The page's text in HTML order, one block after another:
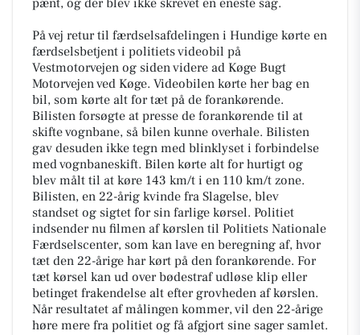
På vej retur til færdselsafdelingen i Hundige kørte en
færdselsbetjent i politiets videobil på
Vestmotorvejen og siden videre ad Køge Bugt
Motorvejen ved Køge. Videobilen kørte her bag en
bil, som kørte alt for tæt på de forankørende.
Bilisten forsøgte at presse de forankørende til at
skifte vognbane, så bilen kunne overhale. Bilisten
gav desuden ikke tegn med blinklyset i forbindelse
med vognbaneskift. Bilen kørte alt for hurtigt og
blev målt til at køre 143 km/t i en 110 km/t zone.
Bilisten, en 22-årig kvinde fra Slagelse, blev
standset og sigtet for sin farlige kørsel. Politiet
indsender nu filmen af kørslen til Politiets Nationale
Færdselscenter, som kan lave en beregning af, hvor
tæt den 22-årige har kørt på den forankørende. For
tæt kørsel kan ud over bødestraf udløse klip eller
betinget frakendelse alt efter grovheden af kørslen.
Når resultatet af målingen kommer, vil den 22-årige
høre mere fra politiet og få afgjort sine sager samlet.